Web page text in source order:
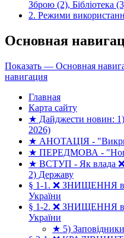
Зброю (2), Бібліотека
2. Режими
Основная
Показать — Основная
навигация
Главная
Карта сайту
★ Дайджести новин:
2026)
★ АНОТАЦІЯ -
★ ПЕРЕДМОВА - "Нові
★ ВСТУП - Як влада
2) Державу
§ 1-1. ❌ ЗНИЩЕННЯ
України
§ 1-2. ❌ ЗНИЩЕННЯ
України
★ 5) Заповідники